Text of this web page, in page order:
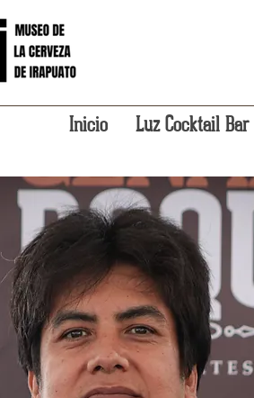
Inicio Luz Cocktail Bar